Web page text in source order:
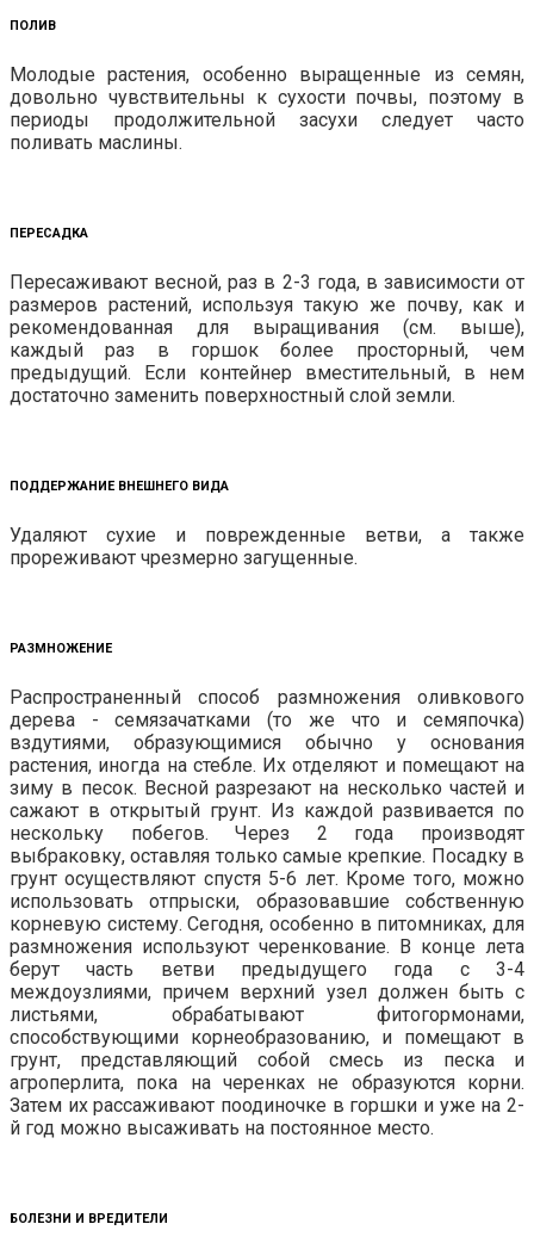
ПОЛИВ
Молодые растения, особенно выращенные из семян,
довольно чувствительны к сухости почвы, поэтому в
периоды продолжительной засухи следует часто
поливать маслины.
ПЕРЕСАДКА
Пересаживают весной, раз в 2-3 года, в зависимости от
размеров растений, используя такую же почву, как и
рекомендованная для выращивания (см. выше),
каждый раз в горшок более просторный, чем
предыдущий. Если контейнер вместительный, в нем
достаточно заменить поверхностный слой земли.
ПОДДЕРЖАНИЕ ВНЕШНЕГО ВИДА
Удаляют сухие и поврежденные ветви, а также
прореживают чрезмерно загущенные.
РАЗМНОЖЕНИЕ
Распространенный способ размножения оливкового
дерева - семязачатками (то же что и семяпочка)
вздутиями, образующимися обычно у основания
растения, иногда на стебле. Их отделяют и помещают на
зиму в песок. Весной разрезают на несколько частей и
сажают в открытый грунт. Из каждой развивается по
нескольку побегов. Через 2 года производят
выбраковку, оставляя только самые крепкие. Посадку в
грунт осуществляют спустя 5-6 лет. Кроме того, можно
использовать отпрыски, образовавшие собственную
корневую систему. Сегодня, особенно в питомниках, для
размножения используют черенкование. В конце лета
берут часть ветви предыдущего года с 3-4
междоузлиями, причем верхний узел должен быть с
листьями, обрабатывают фитогормонами,
способствующими корнеобразованию, и помещают в
грунт, представляющий собой смесь из песка и
агроперлита, пока на черенках не образуются корни.
Затем их рассаживают поодиночке в горшки и уже на 2-
й год можно высаживать на постоянное место.
БОЛЕЗНИ И ВРЕДИТЕЛИ